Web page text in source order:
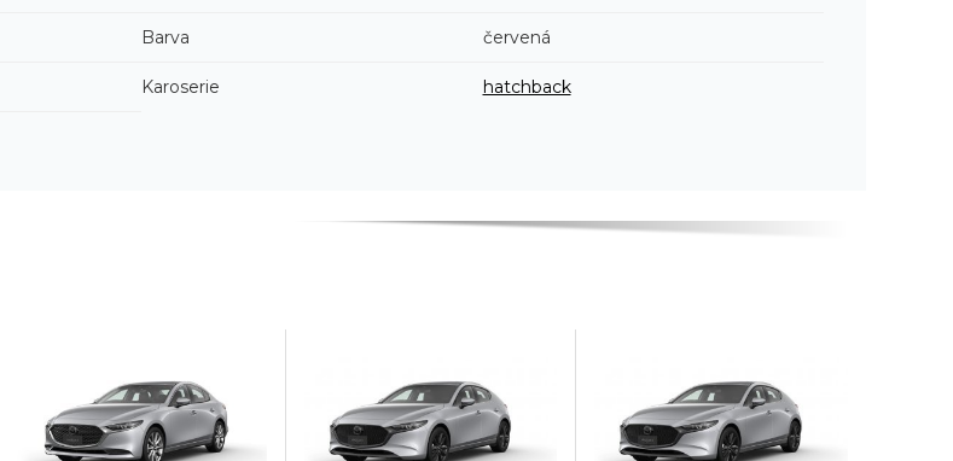
Barva červená
Karoserie hatchback